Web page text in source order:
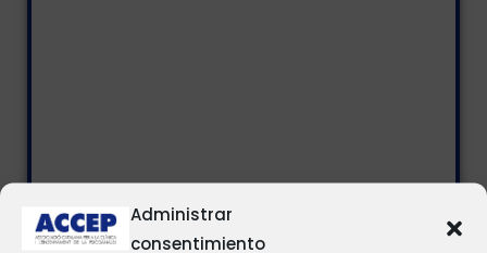
Administrar
consentimiento